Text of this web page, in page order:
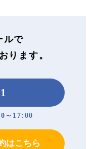
ルで
ります。
～17:00
はこちら